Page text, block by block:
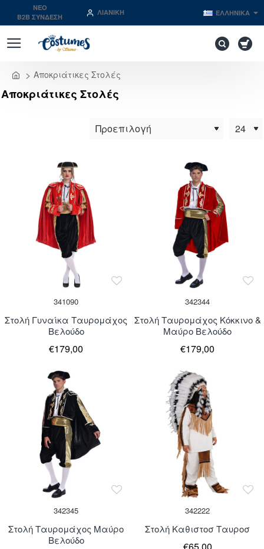
NEO
B2B ΣΥΝΔΕΣΗ
ΛΙΑΝΙΚΉ ΕΛΛΗΝΙΚΆ
Αποκριάτικες Στολές
Αποκριάτικες Στολές
341090
Στολή Γυναίκα Ταυρομάχος
Βελούδο
€179,00
342344
Στολή Ταυρομάχος Κόκκινο &
Μαύρο Βελούδο
€179,00
342345
Στολή Ταυρομάχος Μαύρο
Βελούδο
342222
Στολή Καθιστοσ Ταυροσ